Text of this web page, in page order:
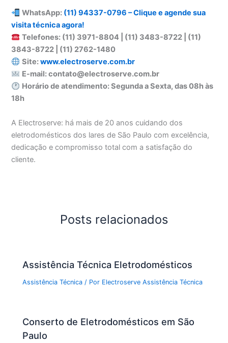
WhatsApp: (11) 94337-0796 – Clique e agende sua
visita técnica agora!
Telefones: (11) 3971-8804 | (11) 3483-8722 | (11)
3843-8722 | (11) 2762-1480
Site:www.electroserve.com.br
E-mail: contato@electroserve.com.br
Horário de atendimento: Segunda a Sexta, das 08h às
18h
A Electroserve: há mais de 20 anos cuidando dos
eletrodomésticos dos lares de São Paulo com excelência,
dedicação e compromisso total com a satisfação do
cliente.
Posts relacionados
Assistência Técnica Eletrodomésticos
Assistência Técnica / Por Electroserve Assistência Técnica
Conserto de Eletrodomésticos em São
Paulo